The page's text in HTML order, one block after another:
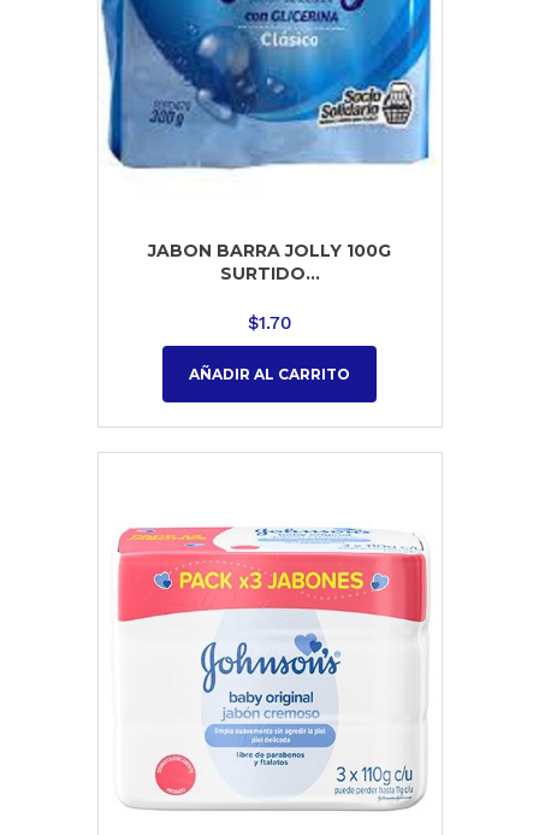
JABON BARRA JOLLY 100G
SURTIDO...
$1.70
AÑADIR AL CARRITO